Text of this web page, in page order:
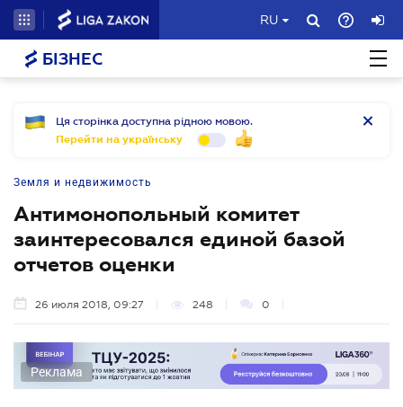
RU
БІЗНЕС
Ця сторінка доступна рідною мовою.
Перейти на українську
Земля и недвижимость
Антимонопольный комитет
заинтересовался единой базой
отчетов оценки
26 июля 2018, 09:27 248 0
Реклама